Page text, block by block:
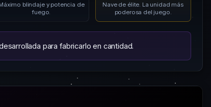
blindaje y potencia de
fuego.
Nave de élite. La unidad más
poderosa del juego.
para fabricarlo en cantidad.